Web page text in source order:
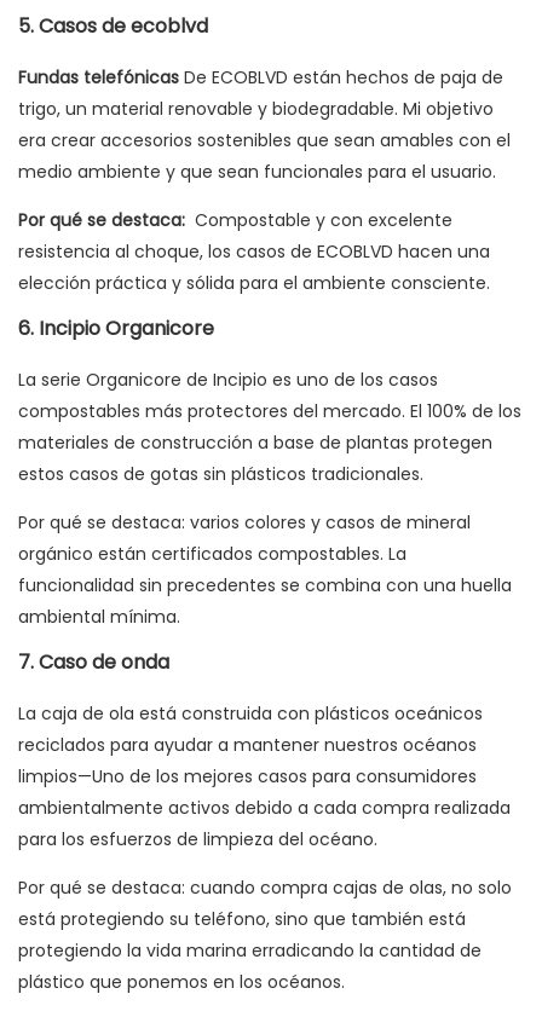
5. Casos de ecoblvd
Fundas telefónicas De ECOBLVD están hechos de paja de
trigo, un material renovable y biodegradable. Mi objetivo
era crear accesorios sostenibles que sean amables con el
medio ambiente y que sean funcionales para el usuario.
Por qué se destaca: Compostable y con excelente
resistencia al choque, los casos de ECOBLVD hacen una
elección práctica y sólida para el ambiente consciente.
6. Incipio Organicore
La serie Organicore de Incipio es uno de los casos
compostables más protectores del mercado. El 100% de los
materiales de construcción a base de plantas protegen
estos casos de gotas sin plásticos tradicionales.
Por qué se destaca: varios colores y casos de mineral
orgánico están certificados compostables. La
funcionalidad sin precedentes se combina con una huella
ambiental mínima.
7. Caso de onda
La caja de ola está construida con plásticos oceánicos
reciclados para ayudar a mantener nuestros océanos
limpios—Uno de los mejores casos para consumidores
ambientalmente activos debido a cada compra realizada
para los esfuerzos de limpieza del océano.
Por qué se destaca: cuando compra cajas de olas, no solo
está protegiendo su teléfono, sino que también está
protegiendo la vida marina erradicando la cantidad de
plástico que ponemos en los océanos.